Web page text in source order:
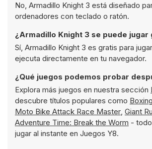
No, Armadillo Knight 3 está diseñado
ordenadores con teclado o ratón.
¿Armadillo Knight 3 se puede jugar
Sí, Armadillo Knight 3 es gratis para
ejecuta directamente en tu navegador.
¿Qué juegos podemos probar
Explora más juegos en nuestra sección
descubre títulos populares como
Moto Bike Attack Race Master, Giant
Adventure Time: Break the Worm -
jugar al instante en Juegos Y8.